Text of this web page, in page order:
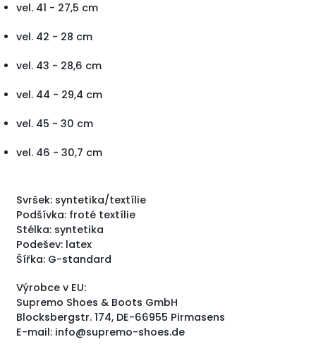
vel. 41 - 27,5 cm
vel. 42 - 28 cm
vel. 43 - 28,6 cm
vel. 44 - 29,4 cm
vel. 45 - 30 cm
vel. 46 - 30,7 cm
Svršek: syntetika/textílie
Podšívka: froté textílie
Stélka: syntetika
Podešev: latex
Šířka: G-standard
Výrobce v EU:
Supremo Shoes & Boots GmbH
Blocksbergstr. 174, DE-66955 Pirmasens
E-mail: info@supremo-shoes.de